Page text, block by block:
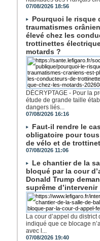
07/08/2026 18:56
Pourquoi le risque
traumatismes
élevé chez les
trottinettes
motards ?
DÉCRYPTAGE - Pour la
étude de grande taille
dangers liés...
07/08/2026 16:16
Faut-il rendre le
obligatoire pour
de vélo et de
07/08/2026 11:06
Le chantier de la
bloqué par la cour
Donald Trump
suprême d’intervenir
La cour d’appel du district
indiqué que ce blocage
avec l...
07/08/2026 19:40